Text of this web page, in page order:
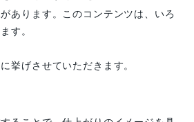
あります。このコンテンツは、いろ
す。
挙げさせていただきます。